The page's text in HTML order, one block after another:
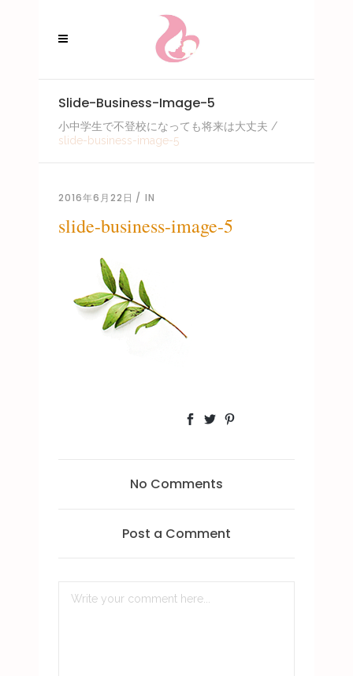
Slide-Business-Image-5
小中学生で不登校になっても将来は大丈夫 /
slide-business-image-5
2016年6月22日 IN
slide-business-image-5
No Comments
Post a Comment